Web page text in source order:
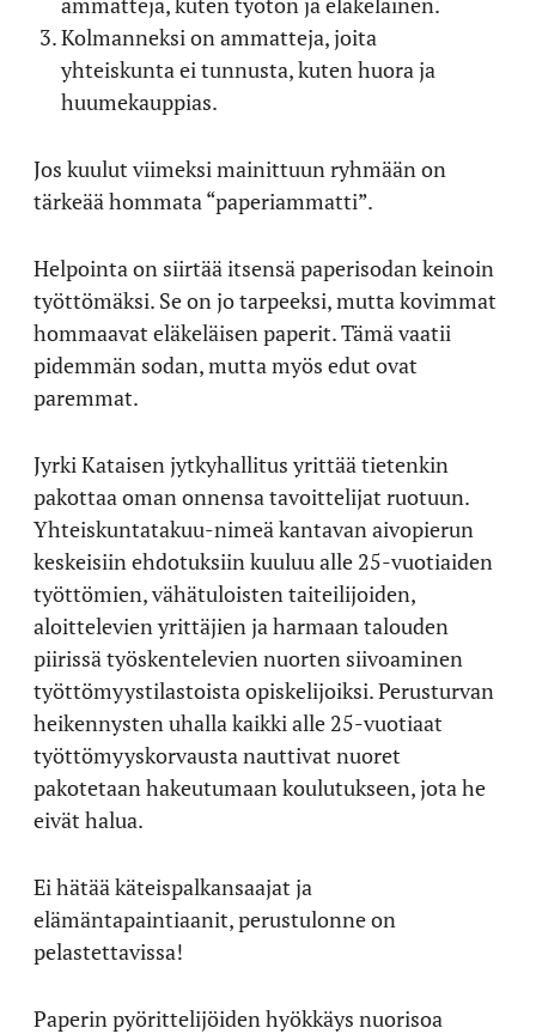
Kolmanneksi on ammatteja, joita
yhteiskunta ei tunnusta, kuten huora ja
huumekauppias.
Jos kuulut viimeksi mainittuun ryhmään on
tärkeää hommata “paperiammatti”.
Helpointa on siirtää itsensä paperisodan keinoin
työttömäksi. Se on jo tarpeeksi, mutta kovimmat
hommaavat eläkeläisen paperit. Tämä vaatii
pidemmän sodan, mutta myös edut ovat
paremmat.
Jyrki Kataisen jytkyhallitus yrittää tietenkin
pakottaa oman onnensa tavoittelijat ruotuun.
Yhteiskuntatakuu-nimeä kantavan aivopierun
keskeisiin ehdotuksiin kuuluu alle 25-vuotiaiden
työttömien, vähätuloisten taiteilijoiden,
aloittelevien yrittäjien ja harmaan talouden
piirissä työskentelevien nuorten siivoaminen
työttömyystilastoista opiskelijoiksi. Perusturvan
heikennysten uhalla kaikki alle 25-vuotiaat
työttömyyskorvausta nauttivat nuoret
pakotetaan hakeutumaan koulutukseen, jota he
eivät halua.
Ei hätää käteispalkansaajat ja
elämäntapaintiaanit, perustulonne on
pelastettavissa!
Paperin pyörittelijöiden hyökkäys nuorisoa